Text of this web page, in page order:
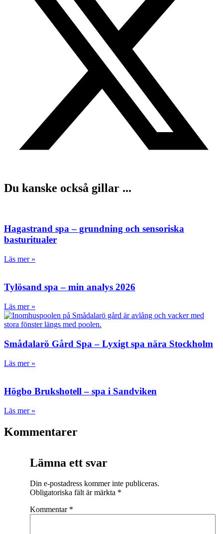
Du kanske också gillar ...
Hagastrand spa – grundning och sensoriska
basturitualer
Läs mer »
Tylösand spa – min analys 2026
Läs mer »
Smådalarö Gård Spa – Lyxigt spa nära Stockholm
Läs mer »
Högbo Brukshotell – spa i Sandviken
Läs mer »
Kommentarer
Lämna ett svar
Din e-postadress kommer inte publiceras.
Obligatoriska fält är märkta *
Kommentar *